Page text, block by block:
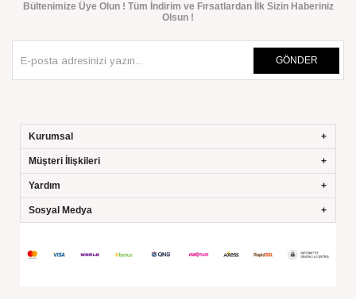
Bültenimize Üye Olun ! Tüm İndirim ve Fırsatlardan İlk Sizin Haberiniz
Olsun !
GÖNDER
Kurumsal
Müşteri İlişkileri
Yardım
Sosyal Medya